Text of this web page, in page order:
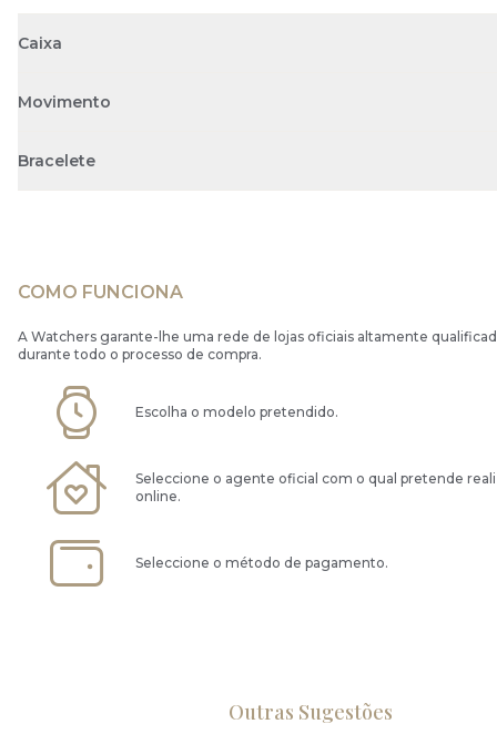
Caixa
Movimento
Bracelete
COMO FUNCIONA
A Watchers garante-lhe uma rede de lojas oficiais altamente
durante todo o processo de compra.
Escolha o modelo pretendido.
Seleccione o agente oficial com o qual pretende
online.
Seleccione o método de pagamento.
Outras Sugestões